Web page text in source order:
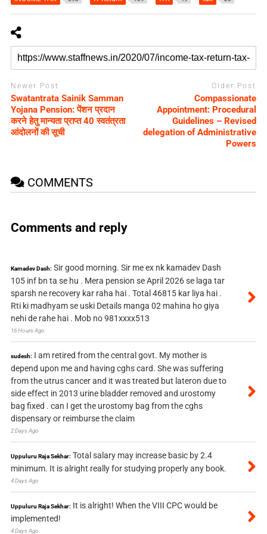
Newer Post
Swatantrata Sainik Samman
Yojana Pension: पेंशन प्रदान
करने हेतु मान्यता प्राप्त 40 स्वतंत्रता
आंदोलनों की सूची
Older Post
Compassionate
Appointment: Procedural
Guidelines – Revised
delegation of Administrative
Powers
COMMENTS
Comments and reply
Kamadev Dash: Sir good morning. Sir me ex nk kamadev Dash
105 inf bn ta se hu . Mera pension se April 2026 se laga tar
sparsh ne recovery kar raha hai . Total 46815 kar liya hai .
Rti ki madhyam se uski Details manga 02 mahina ho giya
nehi de rahe hai . Mob no 981xxxx513
16 Hours Ago
sudesh: I am retired from the central govt. My mother is
depend upon me and having cghs card. She was suffering
from the utrus cancer and it was treated but lateron due to
side effect in 2013 urine bladder removed and urostomy
bag fixed . can I get the urostomy bag from the cghs
dispensary or reimburse the claim
2 Days Ago
Uppuluru Raja Sekhar: Total salary may increase basic by 2.4
minimum. It is alright really for studying properly any book.
4 Days Ago
Uppuluru Raja Sekhar: It is alright! When the VIII CPC would be
implemented!
4 Days Ago